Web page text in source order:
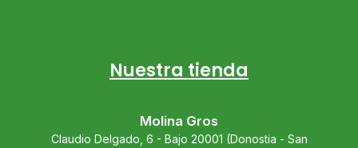
Nuestra tienda
Molina Gros
Claudio Delgado, 6 - Bajo 20001 (Donostia - San